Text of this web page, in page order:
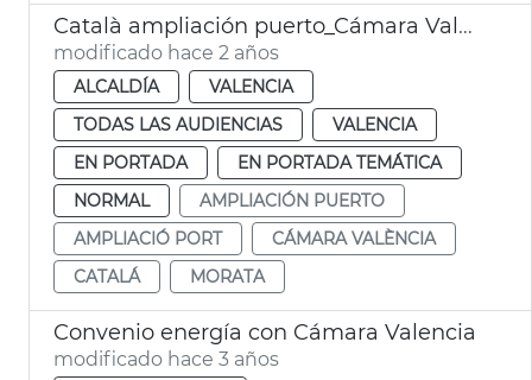
Català ampliación puerto_Cámara Valencia
modificado hace 2 años
ALCALDÍA
VALENCIA
TODAS LAS AUDIENCIAS
VALENCIA
EN PORTADA
EN PORTADA TEMÁTICA
NORMAL
AMPLIACIÓN PUERTO
AMPLIACIÓ PORT
CÁMARA VALÈNCIA
CATALÁ
MORATA
Convenio energía con Cámara Valencia
modificado hace 3 años